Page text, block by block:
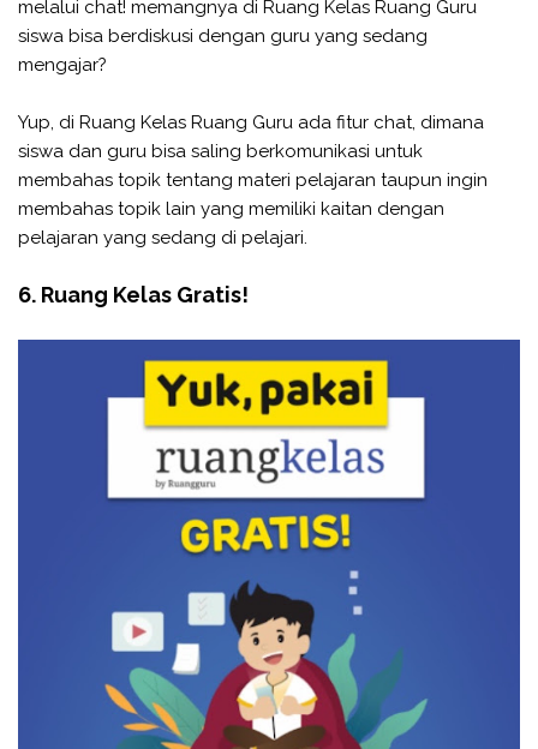
melalui chat! memangnya di Ruang Kelas Ruang Guru
siswa bisa berdiskusi dengan guru yang sedang
mengajar?
Yup, di Ruang Kelas Ruang Guru ada fitur chat, dimana
siswa dan guru bisa saling berkomunikasi untuk
membahas topik tentang materi pelajaran taupun ingin
membahas topik lain yang memiliki kaitan dengan
pelajaran yang sedang di pelajari.
6. Ruang Kelas Gratis!